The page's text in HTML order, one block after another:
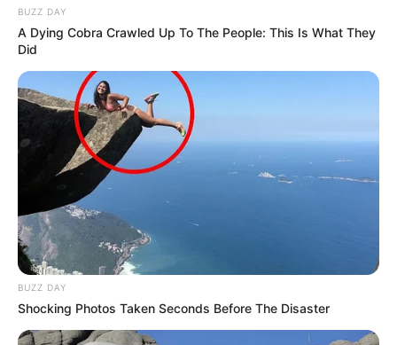
BUZZ DAY
A Dying Cobra Crawled Up To The People: This Is What They
Did
BUZZ DAY
Shocking Photos Taken Seconds Before The Disaster